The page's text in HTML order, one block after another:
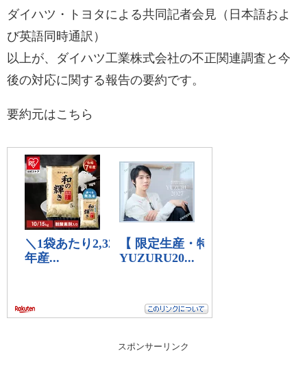
ダイハツ・トヨタによる共同記者会見（日本語およ
び英語同時通訳）
以上が、ダイハツ工業株式会社の不正関連調査と今
後の対応に関する報告の要約です。
要約元はこちら
スポンサーリンク